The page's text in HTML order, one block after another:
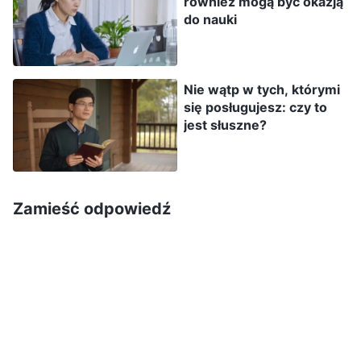
zrozumienia siebie, bym niczym Cię nie obraziła”.
Następnego dnia szukałam słów Bożych
opisujących mój stan. Przeczytałam kilka
fragmentów. „
Są tacy, którzy zawsze boją się,
że inni są od nich lepsi i bardziej wartościowi,
że inni będą poważani, podczas gdy oni będą
napastliwi i wykluczają ich. Czyż nie jest to
do nauki
Nie wątp w tych, którymi
się posługujesz: czy to
jest słuszne?
Zamieść odpowiedź